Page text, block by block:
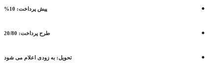
پیش پرداخت: 10%
طرح پرداخت: 20/80
تحویل: به زودی اعلام می شود